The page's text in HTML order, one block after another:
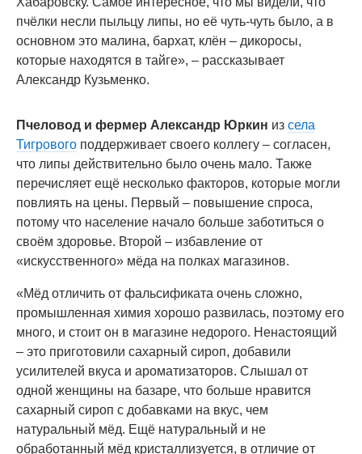
пчёлки несли пыльцу липы, но её чуть-чуть было, а в
основном это малина, бархат, клён – дикоросы,
которые находятся в тайге», – рассказывает
Александр Кузьменко.
Пчеловод и фермер Александр Юркин из села
Тигрового поддерживает своего коллегу – согласен,
что липы действительно было очень мало. Также
перечисляет ещё несколько факторов, которые могли
повлиять на цены. Первый – повышение спроса,
потому что население начало больше заботиться о
своём здоровье. Второй – избавление от
«искусственного» мёда на полках магазинов.
«Мёд отличить от фальсификата очень сложно,
промышленная химия хорошо развилась, поэтому его
много, и стоит он в магазине недорого. Ненастоящий
– это приготовили сахарный сироп, добавили
усилителей вкуса и ароматизаторов. Слышал от
одной женщины на базаре, что больше нравится
сахарный сироп с добавками на вкус, чем
натуральный мёд. Ещё натуральный и не
обработанный мёд кристаллизуется, в отличие от